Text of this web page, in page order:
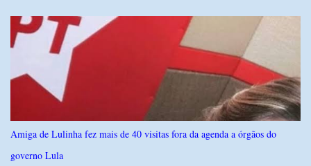
Governador Allyson Bezerra concluiu as agendas do 167 Razões RN
após visitar todas as cidades potiguares, dos pequenos municípios
aos maiores centros do estado. A caminhada começou em 29 de
março pelo município de Touros, Marco Zero da BR-101 e foi
concluída nesta quarta-feira depois de 129 dias entre a primeira e
a última visita. Os registros estão sendo publicados no perfil do
Instagram @167RazoesRN Ao longo do percurso, Allyson conheceu
de perto as potencialidades, as belezas, a cultura e a força do povo,
mas também ouviu os dramas e as necessidades enfrentadas pelas
Amiga de Lulinha fez mais de 40 visitas fora da agenda a órgãos do
governo Lula